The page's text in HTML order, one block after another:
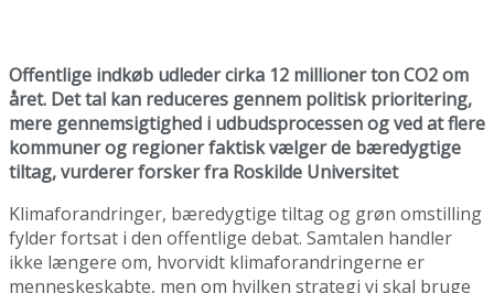
Offentlige indkøb udleder cirka 12 millioner ton CO2 om
året. Det tal kan reduceres gennem politisk prioritering,
mere gennemsigtighed i udbudsprocessen og ved at flere
kommuner og regioner faktisk vælger de bæredygtige
tiltag, vurderer forsker fra Roskilde Universitet
Klimaforandringer, bæredygtige tiltag og grøn omstilling
fylder fortsat i den offentlige debat. Samtalen handler
ikke længere om, hvorvidt klimaforandringerne er
menneskeskabte, men om hvilken strategi vi skal bruge